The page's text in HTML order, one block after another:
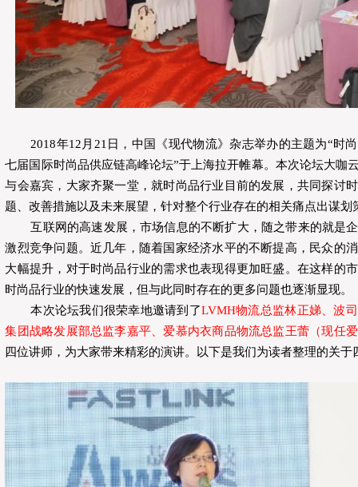
2018年12月21日，中国《现代物流》杂志举办的主题为“时
七届国际时尚品供应链高峰论坛”于上海拉开帷幕。本次论坛大咖
与会嘉宾，大家齐聚一堂，就时尚品行业目前的发展，共同探讨
题、改善措施以及未来展望，针对整个行业存在的相关痛点出谋划
互联网的高速发展，市场信息的不断扩大，随之带来的就是
激烈竞争问题。近几年，随着国家经济水平的不断提高，民众的
大幅提升，对于时尚品行业的需求也表现得更加旺盛。在这样的
时尚品行业的快速发展，但与此同时存在的更多问题也逐渐显现。
本次论坛我们很荣幸地邀请到了LVMH物流总监林正娣、波
集团战略发展部总监李嘉平、爱慕内衣商品物流总监王蕾（现任
四位讲师，为大家带来精彩的演讲。以下是我们为读者整理的关